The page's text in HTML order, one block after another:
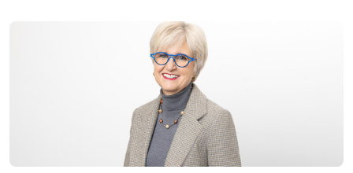
Walle tegen de uitnodiging van de Europese
Commissie. Het CDA stemde tegen.